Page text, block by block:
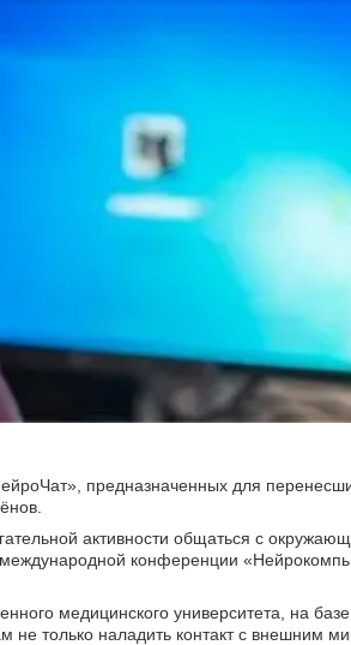
предназначенных для
активности общаться с
конференции
медицинского университета, на базе
не только наладить контакт с внешним